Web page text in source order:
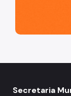
Secretaria